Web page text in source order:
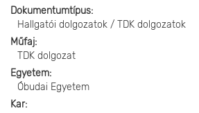
Dokumentumtípus
Hallgatói dolgozatok / TDK dolgozatok
Műfaj
TDK dolgozat
Egyetem
Óbudai Egyetem
Kar